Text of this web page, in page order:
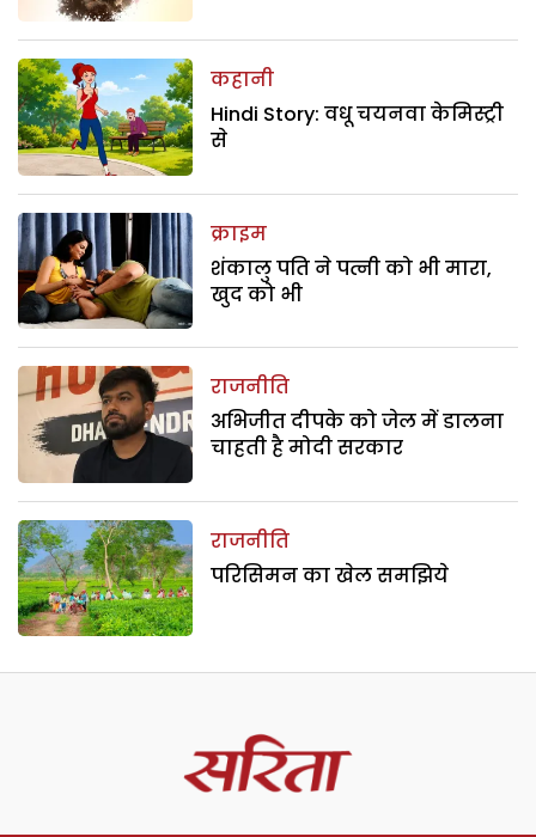
कहानी
Hindi Story: वधू चयनवा केमिस्ट्री
से
क्राइम
शंकालु पति ने पत्नी को भी मारा,
खुद को भी
राजनीति
अभिजीत दीपके को जेल में डालना
चाहती है मोदी सरकार
राजनीति
परिसिमन का खेल समझिये